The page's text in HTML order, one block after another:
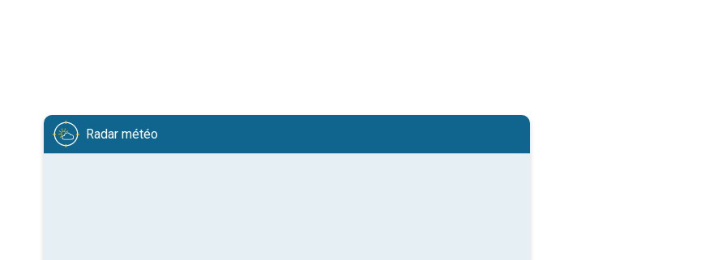
Radar météo